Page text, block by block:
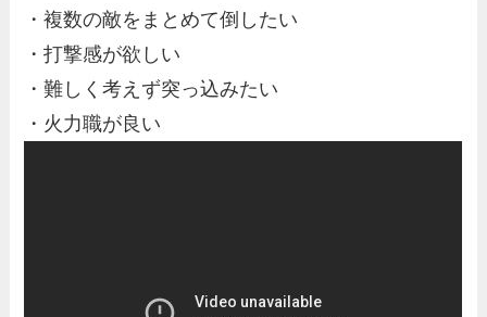
・複数の敵をまとめて倒したい
・打撃感が欲しい
・難しく考えず突っ込みたい
・火力職が良い